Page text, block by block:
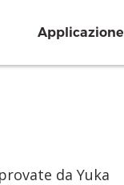
Applicazione
da Yuka